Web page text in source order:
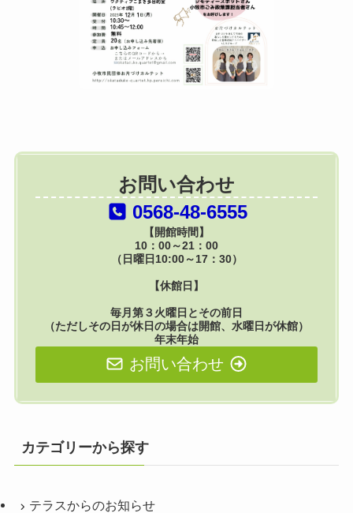
お問い合わせ
0568-48-6555
【開館時間】
10：00～21：00
（日曜日10:00～17：30）
【休館日】
毎月第３火曜日とその前日
（ただしその日が休日の場合は開館、水曜日が休館）
年末年始
お問い合わせ
カテゴリーから探す
テラスからのお知らせ